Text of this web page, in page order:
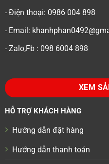
- Điện thoại: 0986 004 898
- Email:
- Zalo,Fb : 098 6004 898
XEM
HỖ TRỢ KHÁCH HÀNG
Hướng dẫn đặt hàng
Hướng dẫn thanh toán